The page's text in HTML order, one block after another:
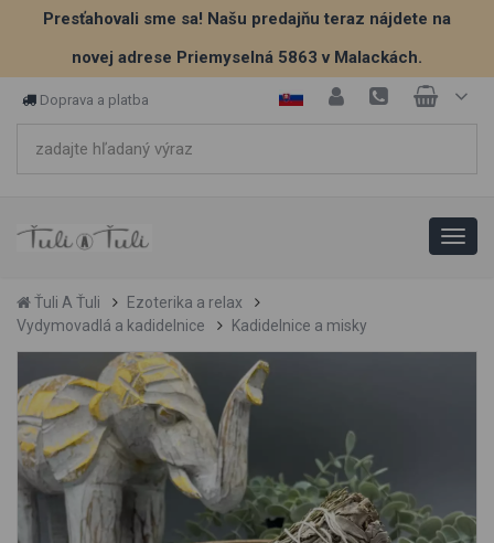
Presťahovali sme sa! Našu predajňu teraz nájdete na
novej adrese Priemyselná 5863 v Malackách.
Doprava a platba
Ťuli A Ťuli
Ezoterika a relax
Vydymovadlá a kadidelnice
Kadidelnice a misky